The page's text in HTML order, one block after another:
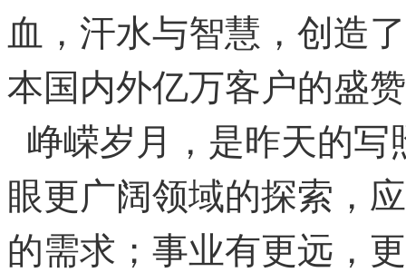
血，汗水与智慧，创造
本国内外亿万客户的盛
峥嵘岁月，是昨天的
眼更广阔领域的探索，
的需求；事业有更远，